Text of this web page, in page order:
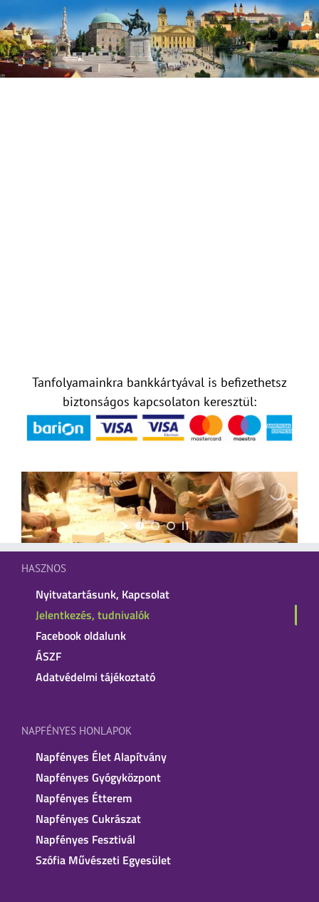
Tanfolyamainkra bankkártyával is befizethetsz
biztonságos kapcsolaton keresztül:
HASZNOS
Nyitvatartásunk, Kapcsolat
Jelentkezés, tudnivalók
Facebook oldalunk
ÁSZF
Adatvédelmi tájékoztató
NAPFÉNYES HONLAPOK
Napfényes Élet Alapítvány
Napfényes Gyógyközpont
Napfényes Étterem
Napfényes Cukrászat
Napfényes Fesztivál
Szófia Művészeti Egyesület